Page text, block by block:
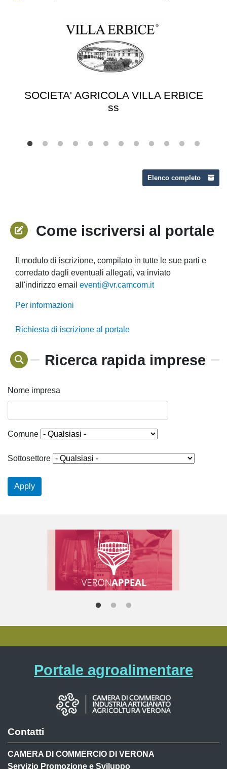
SOCIETA' AGRICOLA VILLA ERBICE
ss
Elenco completo
Come iscriversi al portale
Il modulo di iscrizione, compilato in tutte le sue parti e
corredato dagli eventuali allegati, va inviato
all'indirizzo email eventi@vr.camcom.it
Per informazioni
Richiesta di iscrizione al portale
Ricerca rapida imprese
Nome impresa
Comune
Sottosettore
Apply
Portale agroalimentare
Contatti
CAMERA DI COMMERCIO DI VERONA
Servizio Promozione e Sviluppo